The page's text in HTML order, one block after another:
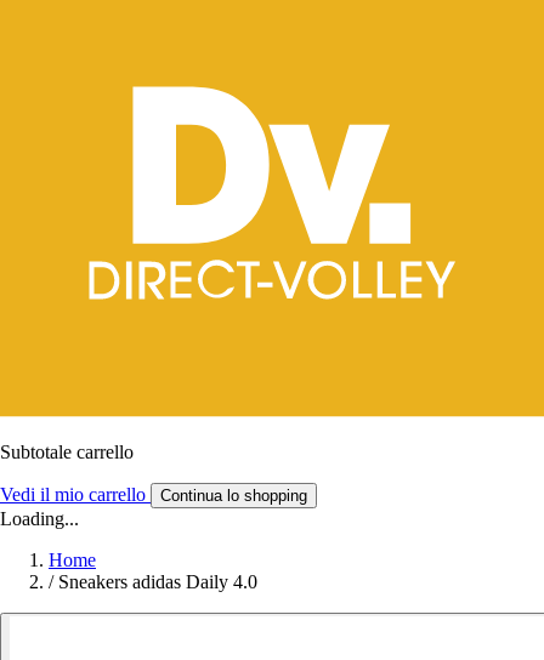
Subtotale carrello
Vedi il mio carrello Continua lo shopping
Loading...
Home
/ Sneakers adidas Daily 4.0